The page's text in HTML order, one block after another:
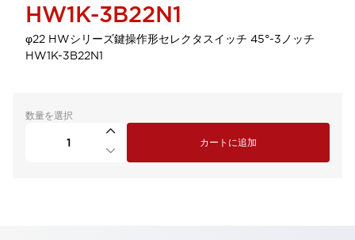
HW1K-3B22N1
φ22 HWシリーズ鍵操作形セレクタスイッチ 45°-3ノッチ
HW1K-3B22N1
数量を選択
カートに追加